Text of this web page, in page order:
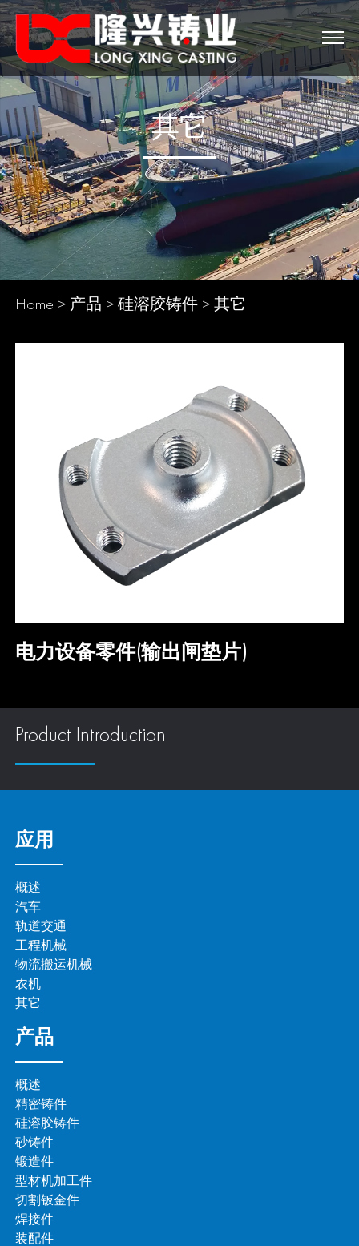
其它
Home > 产品 >硅溶胶铸件 >其它
电力设备零件(输出闸垫片)
Product Introduction
应用
概述
汽车
轨道交通
工程机械
物流搬运机械
农机
其它
产品
概述
精密铸件
硅溶胶铸件
砂铸件
锻造件
型材机加工件
切割钣金件
焊接件
装配件